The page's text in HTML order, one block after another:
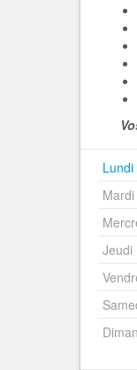
Lundi
Mardi
Jeudi